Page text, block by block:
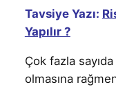
Tavsiye Yazı:
Yapılır ?
Çok fazla
olmasına